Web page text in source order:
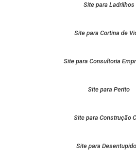
Site para Ladrilhos
Site para Cortina de
Site para Consultoria
Site para Perito
Site para Construção
Site para